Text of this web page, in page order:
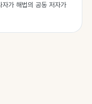
가 해법의 공동 저자가